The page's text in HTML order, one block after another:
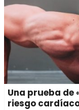
Una prueba de
riesgo